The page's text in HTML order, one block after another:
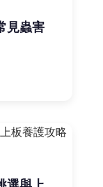
見蟲害